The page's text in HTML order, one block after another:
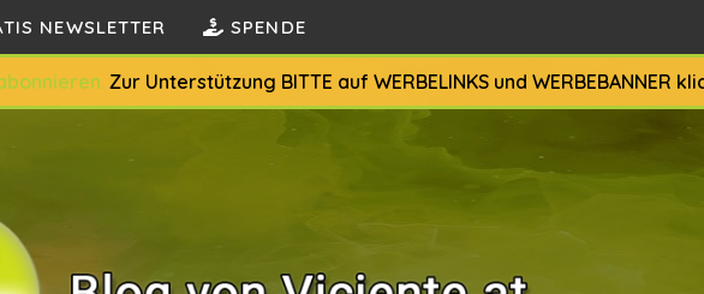
NEWSLETTER SPENDE
Zur Unterstützung BITTE auf WERBELINKS und WERBEBANNER